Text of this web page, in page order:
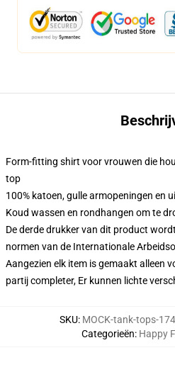
Form-fitting shirt voor vrouwen die
top
100% katoen, gulle armopeningen en
Koud wassen en rondhangen om te
De derde drukker van dit product
normen van de Internationale
Aangezien elk item is gemaakt alleen
partij completer, Er kunnen lichte
SKU: MOCK-tank-tops-
Categorieën: Happy